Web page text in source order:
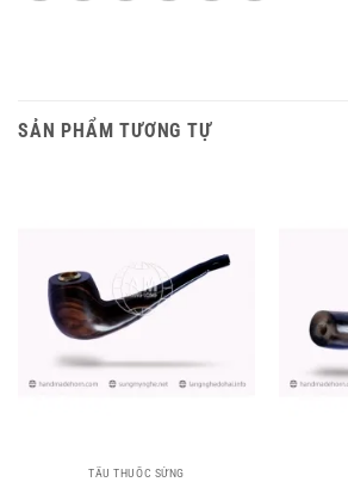
SẢN PHẨM TƯƠNG TỰ
TẨU THUỐC SỪNG